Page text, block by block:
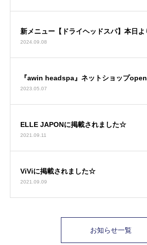
新メニュー【ドライヘッドスパ】本日よ
2024.09.08
『awin headspa』ネットショップopen
2023.05.07
ELLE JAPONに掲載されました☆
2021.09.11
ViViに掲載されました☆
2021.09.09
お知らせ一覧